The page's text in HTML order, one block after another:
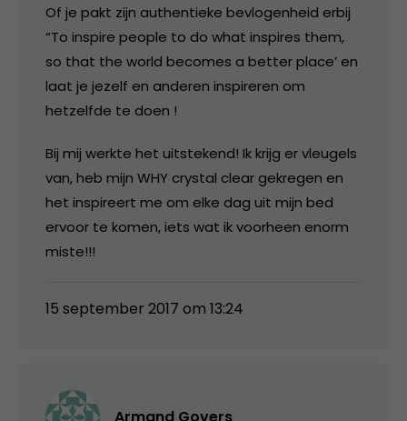
Of je pakt zijn authentieke bevlogenheid erbij
“To inspire people to do what inspires them,
so that the world becomes a better place’ en
laat je jezelf en anderen inspireren om
hetzelfde te doen !
Bij mij werkte het uitstekend! Ik krijg er vleugels
van, heb mijn WHY crystal clear gekregen en
het inspireert me om elke dag uit mijn bed
ervoor te komen, iets wat ik voorheen enorm
miste!!!
15 september 2017 om 13:24